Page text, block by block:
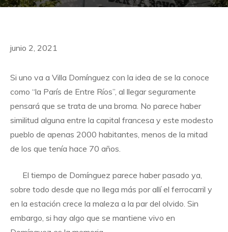
junio 2, 2021
Si uno va a Villa Domínguez con la idea de se la conoce
como “la París de Entre Ríos”, al llegar seguramente
pensará que se trata de una broma. No parece haber
similitud alguna entre la capital francesa y este modesto
pueblo de apenas 2000 habitantes, menos de la mitad
de los que tenía hace 70 años.
El tiempo de Domínguez parece haber pasado ya,
sobre todo desde que no llega más por allí el ferrocarril y
en la estación crece la maleza a la par del olvido. Sin
embargo, si hay algo que se mantiene vivo en